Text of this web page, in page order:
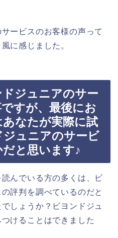
ービスのお客様の声って
に感じました。
ドジュニアのサー
すが、最後にお
なたが実際に試
ジュニアのサービ
と思います♪
んでいる方の多くは、ビ
評判を調べているのだと
しょうか？ビヨンドジュ
けることはできました